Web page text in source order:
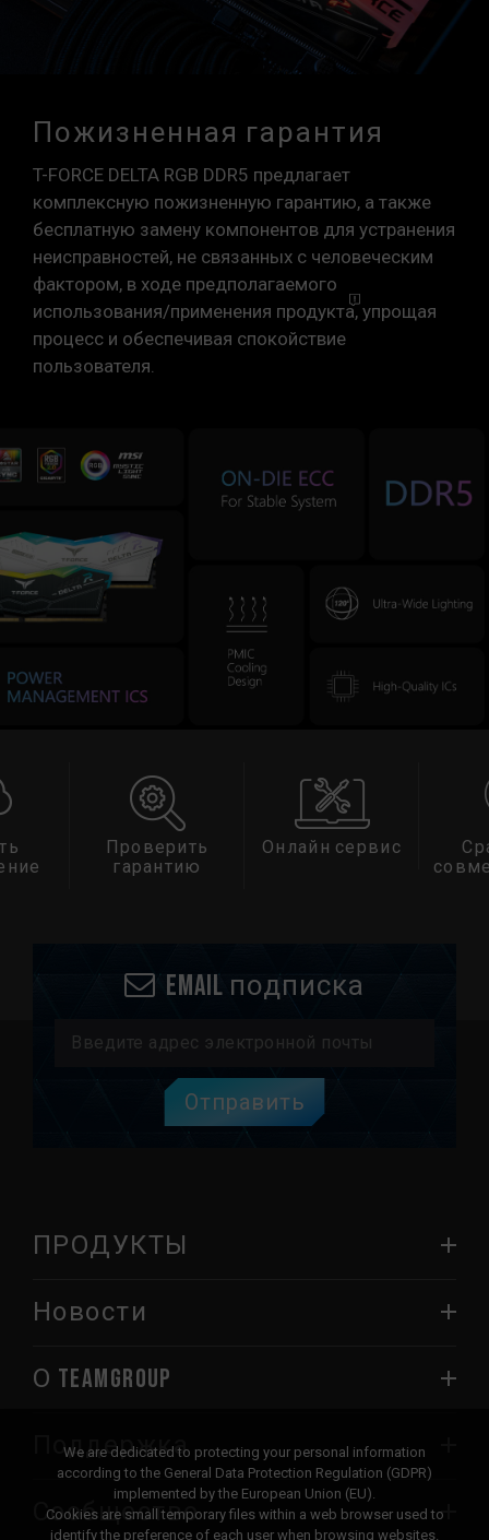
Пожизненная гарантия
T-FORCE DELTA RGB DDR5 предлагает
комплексную пожизненную гарантию, а также
бесплатную замену компонентов для устранения
неисправностей, не связанных с человеческим
фактором, в ходе предполагаемого
использования/применения продукта, упрощая
процесс и обеспечивая спокойствие
пользователя.
Проверить
гарантию
Онлайн сервис
Email подписка
Отправить
ПРОДУКТЫ
Новости
О TEAMGROUP
Поддержка
Сообщество
We are dedicated to protecting your personal information
according to the General Data Protection Regulation (GDPR)
implemented by the European Union (EU).
Cookies are small temporary files within a web browser used to
identify the preference of each user when browsing websites.